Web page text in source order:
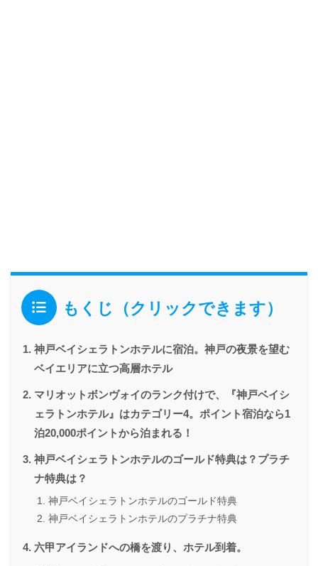
もくじ（クリックできます）
神戸ベイシェラトンホテルに宿泊。神戸の夜景を望む
ベイエリアに立つ高層ホテル
マリオットボンヴォイのランク付けで、『神戸ベイシ
ェラトンホテル』はカテゴリー4。ポイント宿泊なら1
泊20,000ポイントから泊まれる！
神戸ベイシェラトンホテルのゴールド特典は？プラチ
ナ特典は？
神戸ベイシェラトンホテルのゴールド特典
神戸ベイシェラトンホテルのプラチナ特典
六甲アイランドへの橋を渡り、ホテル到着。